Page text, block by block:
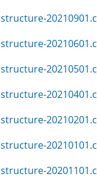
structure-
structure-
structure-
structure-
structure-
structure-
structure-